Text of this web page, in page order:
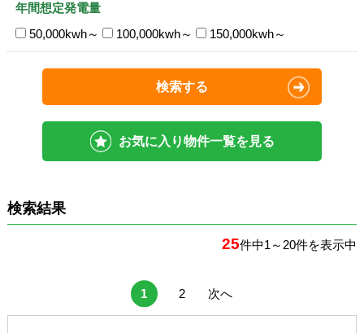
年間想定発電量
50,000kwh～
100,000kwh～ 150,000kwh～
検索する
お気に入り物件一覧を見る
検索結果
25件中1～20件を表示中
1 2 次へ